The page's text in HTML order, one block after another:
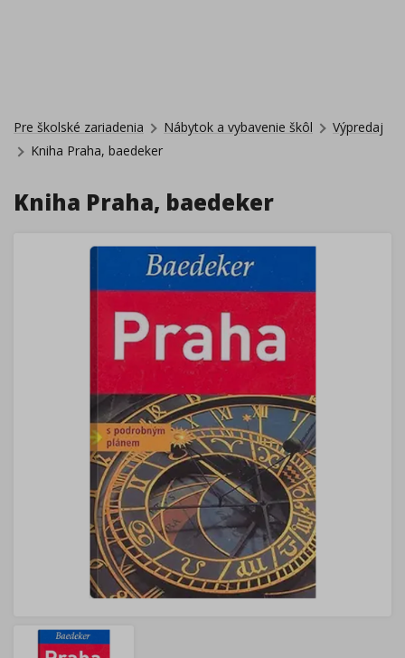
Pre školské zariadenia Nábytok a vybavenie škôl
Výpredaj
Kniha Praha, baedeker
Kniha Praha, baedeker